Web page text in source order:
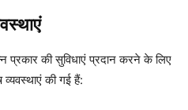
प्रकार की सुविधाएं प्रदान करने के लिए
व्यवस्थाएं की गई हैं: